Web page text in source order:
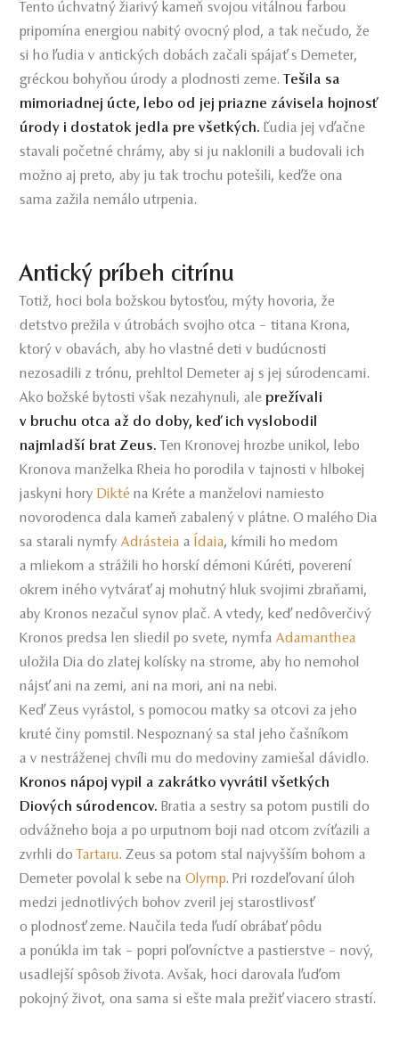
Tento úchvatný žiarivý kameň svojou vitálnou farbou
pripomína energiou nabitý ovocný plod, a tak nečudo, že
si ho ľudia v antických dobách začali spájať s Demeter,
gréckou bohyňou úrody a plodnosti zeme. Tešila sa
mimoriadnej úcte, lebo od jej priazne závisela hojnosť
úrody i dostatok jedla pre všetkých. Ľudia jej vďačne
stavali početné chrámy, aby si ju naklonili a budovali ich
možno aj preto, aby ju tak trochu potešili, keďže ona
sama zažila nemálo utrpenia.
Antický príbeh citrínu
Totiž, hoci bola božskou bytosťou, mýty hovoria, že
detstvo prežila v útrobách svojho otca – titana Krona,
ktorý v obavách, aby ho vlastné deti v budúcnosti
nezosadili z trónu, prehltol Demeter aj s jej súrodencami.
Ako božské bytosti však nezahynuli, ale prežívali
v bruchu otca až do doby, keď ich vyslobodil
najmladší brat Zeus. Ten Kronovej hrozbe unikol, lebo
Kronova manželka Rheia ho porodila v tajnosti v hlbokej
jaskyni horyDikté na Kréte a manželovi namiesto
novorodenca dala kameň zabalený v plátne. O malého Dia
sa starali nymfyAdrásteia aÍdaia, kŕmili ho medom
a mliekom a strážili ho horskí démoni Kúréti, poverení
okrem iného vytvárať aj mohutný hluk svojimi zbraňami,
aby Kronos nezačul synov plač. A vtedy, keď nedôverčivý
Kronos predsa len sliedil po svete, nymfaAdamanthea
uložila Dia do zlatej kolísky na strome, aby ho nemohol
nájsť ani na zemi, ani na mori, ani na nebi.
Keď Zeus vyrástol, s pomocou matky sa otcovi za jeho
kruté činy pomstil. Nespoznaný sa stal jeho čašníkom
a v nestráženej chvíli mu do medoviny zamiešal dávidlo.
Kronos nápoj vypil a zakrátko vyvrátil všetkých
Diových súrodencov. Bratia a sestry sa potom pustili do
odvážneho boja a po urputnom boji nad otcom zvíťazili a
zvrhli do Tartaru. Zeus sa potom stal najvyšším bohom a
Demeter povolal k sebe naOlymp. Pri rozdeľovaní úloh
medzi jednotlivých bohov zveril jej starostlivosť
o plodnosť zeme. Naučila teda ľudí obrábať pôdu
a ponúkla im tak – popri poľovníctve a pastierstve – nový,
usadlejší spôsob života. Avšak, hoci darovala ľuďom
pokojný život, ona sama si ešte mala prežiť viacero strastí.